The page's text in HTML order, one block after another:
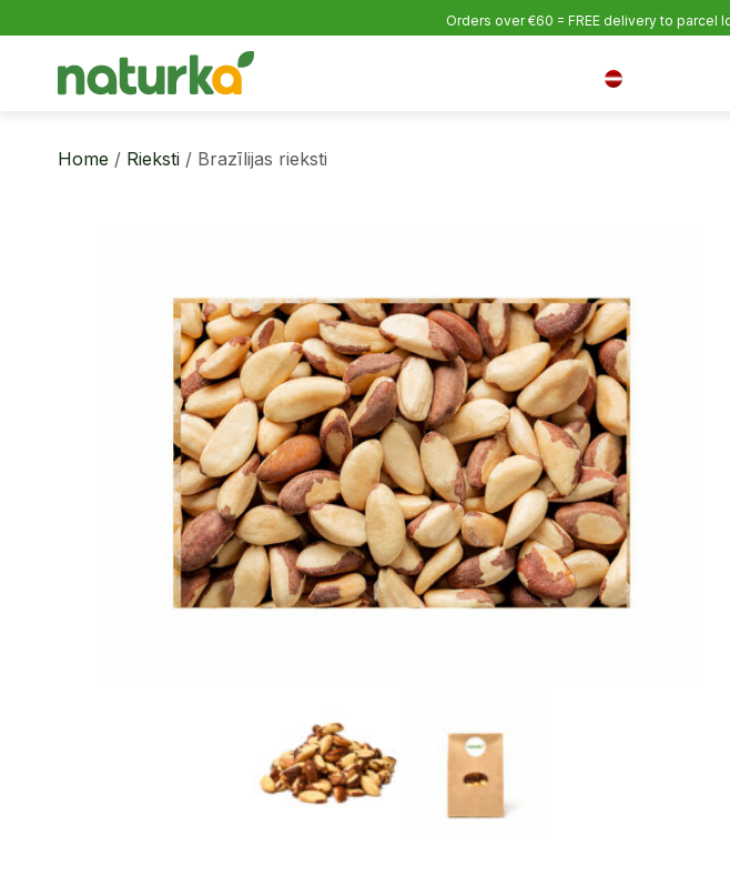
Orders over €60 = FREE delivery to parcel
Home / Rieksti / Brazīlijas rieksti